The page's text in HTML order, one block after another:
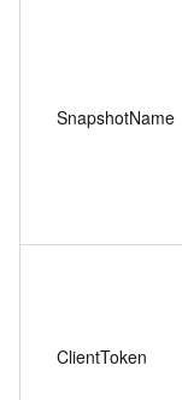
SnapshotName
ClientToken